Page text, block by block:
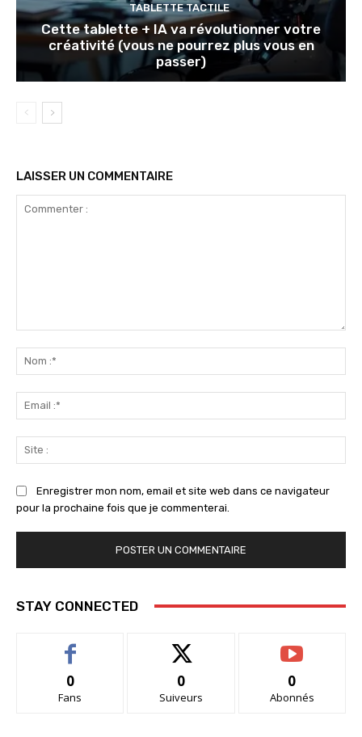
TABLETTE TACTILE
Cette tablette + IA va révolutionner votre
créativité (vous ne pourrez plus vous en
passer)
LAISSER UN COMMENTAIRE
:*
:*
:
Enregistrer mon nom, email et site web dans ce navigateur
pour la prochaine fois que je commenterai.
STAY CONNECTED
0
Fans
0
Suiveurs
0
Abonnés